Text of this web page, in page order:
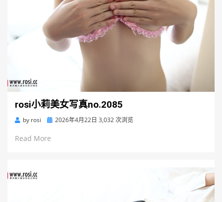
rosi小莉美女写真no.2085
by rosi
Posted2026年4月22日 3,032 次浏览
Read More